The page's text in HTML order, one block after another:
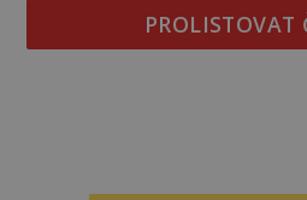
PROLISTOVAT